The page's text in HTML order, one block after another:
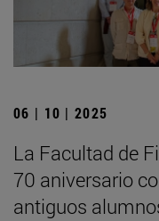
06 | 10 | 2025
La Facultad de
70 aniversario
antiguos